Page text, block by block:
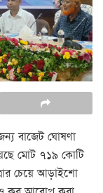
বাজেট ঘোষণা
মোট ৭১৯ কোটি
চেয়ে আড়াইশো